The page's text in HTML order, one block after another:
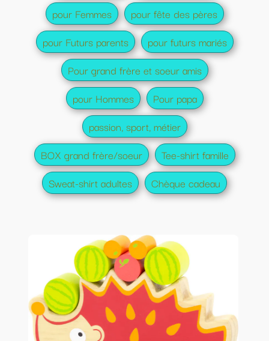
pour Femmes
pour fête des pères
pour Futurs parents
pour futurs mariés
Pour grand frère et soeur amis
pour Hommes
Pour papa
passion, sport, métier
BOX grand frère/soeur
Tee-shirt famille
Sweat-shirt adultes
Chèque cadeau